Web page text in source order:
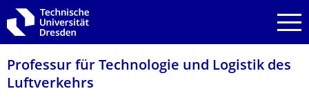
Zur Hauptnavigation springen
Zur Suche springen
Zum Inhalt springen
Professur für Technologie und Logistik des
Luftverkehrs